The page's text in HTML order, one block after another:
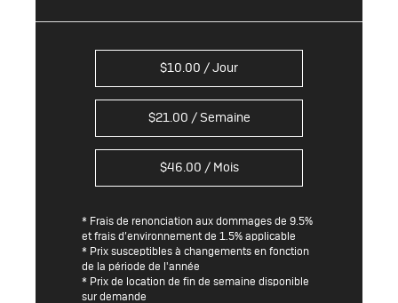
$10.00 / Jour
$21.00 / Semaine
$46.00 / Mois
* Frais de renonciation aux dommages de 9.5%
et frais d’environnement de 1.5% applicable
* Prix susceptibles à changements en fonction
de la période de l'année
* Prix de location de fin de semaine disponible
sur demande